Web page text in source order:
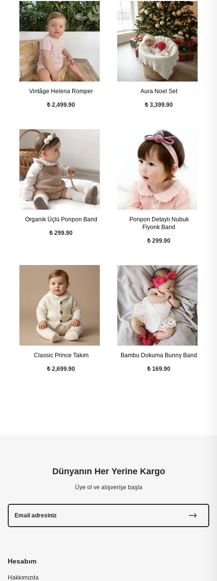
Vintâge Helena Romper
₺ 2,499.90
Aura Noel Set
₺ 3,399.90
Organik Üçlü Ponpon Band
₺ 299.90
Ponpon Detaylı Nubuk
Fiyonk Band
₺ 299.90
Classic Prince Takım
₺ 2,699.90
Bambu Dokuma Bunny Band
₺ 169.90
Hesabım
Hakkımızda
Dünyanın Her Yerine Kargo
Üye ol ve alışverişe başla